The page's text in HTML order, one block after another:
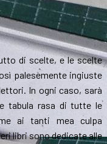
di scelte, e le scelte
palesemente ingiuste
In ogni caso, sarà
tabula rasa di tutte le
ai tanti mea culpa
libri sono dedicate alle